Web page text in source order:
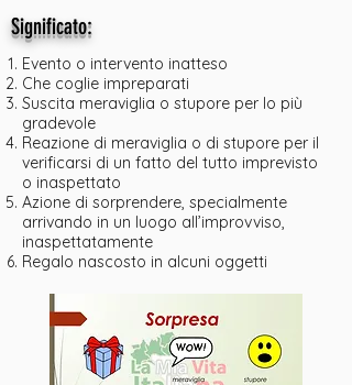
Significato:
Evento o intervento inatteso
Che coglie impreparati
Suscita meraviglia o stupore per lo più
gradevole
Reazione di meraviglia o di stupore per il
verificarsi di un fatto del tutto imprevisto
o inaspettato
Azione di sorprendere, specialmente
arrivando in un luogo all’improvviso,
inaspettatamente
Regalo nascosto in alcuni oggetti